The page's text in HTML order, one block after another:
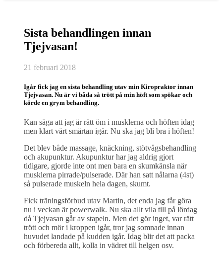
Sista behandlingen innan
Tjejvasan!
21 februari 2018
Igår fick jag en sista behandling utav min Kiropraktor innan
Tjejvasan. Nu är vi båda så trött på min höft som spökar och
körde en grym behandling.
Kan säga att jag är rätt öm i musklerna och höften idag
men klart värt smärtan igår. Nu ska jag bli bra i höften!
Det blev både massage, knäckning, stötvågsbehandling
och akupunktur. Akupunktur har jag aldrig gjort
tidigare, gjorde inte ont men bara en skumkänsla när
musklerna pirrade/pulserade. Där han satt nålarna (4st)
så pulserade muskeln hela dagen, skumt.
Fick träningsförbud utav Martin, det enda jag får göra
nu i veckan är powerwalk. Nu ska allt vila till på lördag
då Tjejvasan går av stapeln. Men det gör inget, var rätt
trött och mör i kroppen igår, tror jag somnade innan
huvudet landade på kudden igår. Idag blir det att packa
och förbereda allt, kolla in vädret till helgen osv.